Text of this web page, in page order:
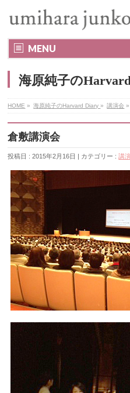
MENU
海原純子の
HOME » 海原純子のHarvard Diary» 講演会 »
倉敷講演会
投稿日 : 2015年2月16日 | カテゴリー :講